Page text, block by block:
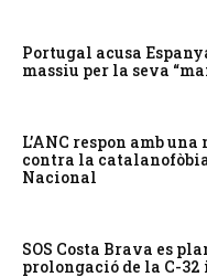
Portugal acusa
massiu per la seva
L’ANC respon amb
contra la
Nacional
SOS Costa Brava es
prolongació de la C-